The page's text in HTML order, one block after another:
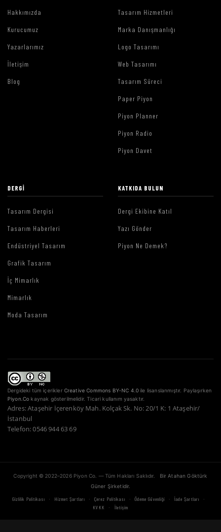
Hakkımızda
Kurucumuz
Yazarlarımız
İletişim
Blog
Tasarım Hizmetleri
Marka Danışmanlığı
Logo Tasarımı
Web Tasarımı
Tasarım Süreci
Paper Piyon
Piyon Planner
Piyon Radio
Piyon Davet
DERGI
Tasarım Dergisi
Tasarım Haberleri
Endüstriyel Tasarım
Grafik Tasarım
İç Mimarlık
Mimarlık
Moda Tasarım
KATKIDA BULUN
Dergi Ekibine Katıl
Yazı Gönder
Piyon Ne Demek?
Dergideki tüm içerikler Creative Commons BY-NC 4.0 ile lisanslanmıştır. Paylaşırken
Piyon.Co kaynak gösterilmelidir. Ticari kullanım yasaktır.
Adres: Ataşehir İçerenköy Mah. Kolçak Sk. No: 20/1 K: 1 Ataşehir/
İstanbul
Telefon: 0546 944 63 69
Copyright © 2022–2026 Piyon Co. — Tüm Hakları Saklıdır.
Bir Atahan Göktürk
Güner Şirketidir.
Gizlilik Politikası · Hizmet Şartları · Çerez Politikası · Ödeme Güvenliği · İade Şartları ·
KVKK · İletişim